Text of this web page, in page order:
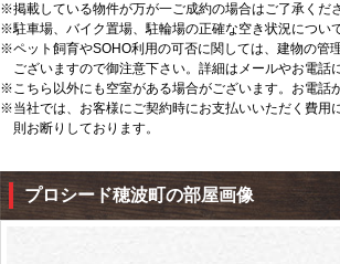
※掲載している物件が万が一ご成約の場合はご了承くださ
※駐車場、バイク置場、駐輪場の正確な空き状況につい
※ペット飼育やSOHO利用の可否に関しては、建物の管
ございますので御注意下さい。詳細はメールやお電話
※こちら以外にも空室がある場合がございます。お電話
※当社では、お客様にご契約時にお支払いいただく費用
則お断りしております。
プロシード穂波町の部屋画像